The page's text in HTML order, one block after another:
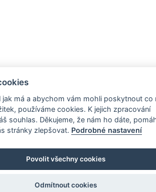
jak má a abychom vám mohli poskytnout co
používáme cookies. K jejich zpracování
souhlas. Děkujeme, že nám ho dáte,
stránky zlepšovat. Podrobné nastavení
Povolit všechny cookies
Odmítnout cookies